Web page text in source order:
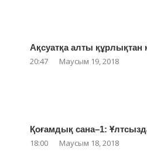
Ақсуатқа алты құрлықтан
20:47 Маусым 19, 2018
Қоғамдық сана–1:
18:00 Маусым 18, 2018